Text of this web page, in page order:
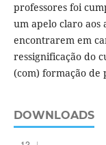
professores foi
um apelo claro aos
encontrarem em
ressignificação do
(com) formação de
DOWNLOADS